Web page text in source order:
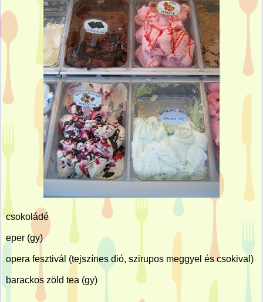
csokoládé
eper (gy)
opera fesztivál (tejszínes dió, szirupos meggyel és csokival)
barackos zöld tea (gy)